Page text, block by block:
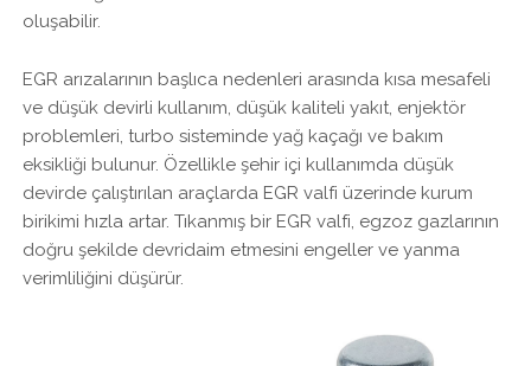
oluşabilir.
EGR arızalarının başlıca nedenleri arasında kısa mesafeli
ve düşük devirli kullanım, düşük kaliteli yakıt, enjektör
problemleri, turbo sisteminde yağ kaçağı ve bakım
eksikliği bulunur. Özellikle şehir içi kullanımda düşük
devirde çalıştırılan araçlarda EGR valfi üzerinde kurum
birikimi hızla artar. Tıkanmış bir EGR valfi, egzoz gazlarının
doğru şekilde devridaim etmesini engeller ve yanma
verimliliğini düşürür.